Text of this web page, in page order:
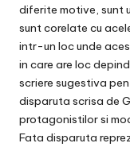
diferite motive, sunt
sunt corelate cu
intr-un loc unde
in care are loc
scriere sugestiva
disparuta scrisa de
protagonistilor si
Fata disparuta